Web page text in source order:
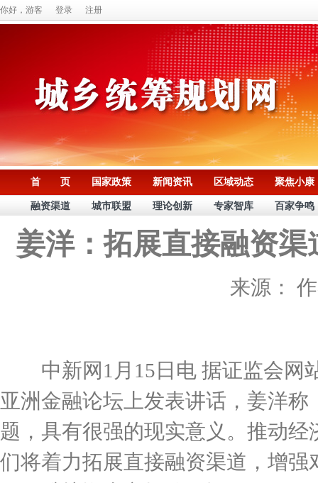
你好，游客 登录 注册
首 页 国家政策 新闻资讯 区域动态 聚焦小康
融资渠道 城市联盟 理论创新 专家智库 百家争鸣
姜洋：拓展直接融资
来源：
中新网1月15日电 据证监会网
亚洲金融论坛上发表讲话，姜洋
题，具有很强的现实意义。推动
们将着力拓展直接融资渠道，增